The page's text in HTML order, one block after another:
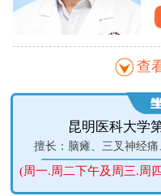
查
昆明医科大学
擅长：脑瘫、三叉神经
(周一.周二下午及周三.周